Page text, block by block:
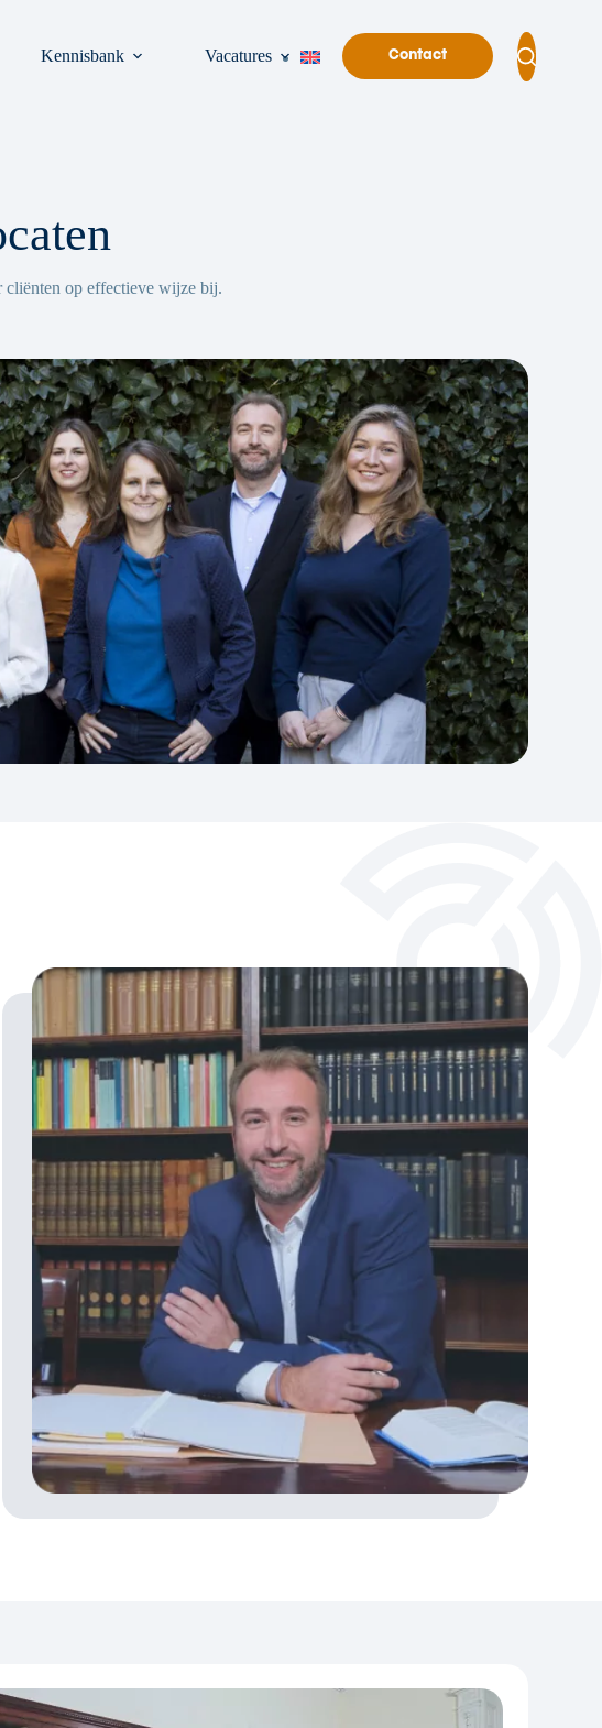
Kennisbank Vacatures Contact
cliënten op effectieve wijze bij.